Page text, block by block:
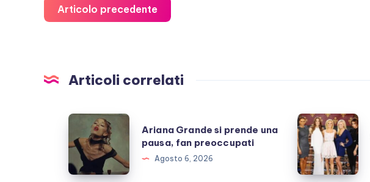
Articolo precedente
Articoli correlati
Ariana
Grande
prende
Ariana Grande si prende una
pausa, fan preoccupati
Agosto 6, 2026
Spice
Girls,
cosa
fanno